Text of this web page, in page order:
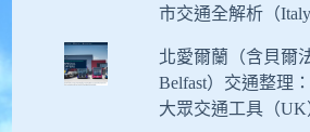
市交通全解析（Italy
北愛爾蘭（含貝爾
Belfast）交通整理
大眾交通工具（UK